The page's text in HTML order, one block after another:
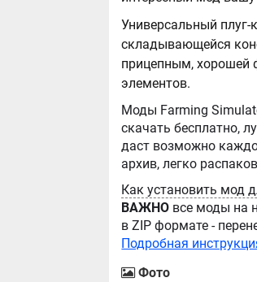
Универсальный плуг-
складывающейся
прицепным, хорошей
элементов.
Моды Farming Simulator 2017 , на нашем сайте бывают самые
скачать бесплатно, лучшую
даст возможно
ВАЖНО все моды на
в ZIP формате -
Подробная
Фото